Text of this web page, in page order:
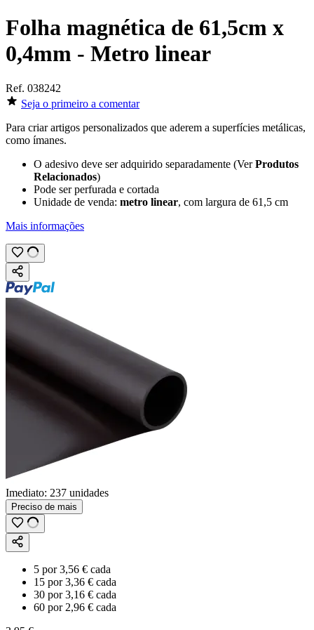
Folha magnética de 61,5cm x
0,4mm - Metro linear
Ref. 038242
Seja o primeiro a comentar
Para criar artigos personalizados que aderem a superfícies metálicas,
como ímanes.
O adesivo deve ser adquirido separadamente (VerProdutos
Relacionados)
Pode ser perfurada e cortada
Unidade de venda: metro linear, com largura de 61,5 cm
Mais informações
Imediato: 237 unidades
Preciso de mais
5 por3,56 € cada
15 por3,36 € cada
30 por3,16 € cada
60 por 2,96 € cada